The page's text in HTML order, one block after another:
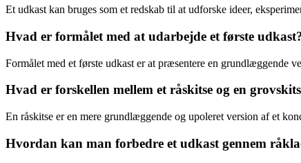
Et udkast kan bruges som et redskab til at udforske ideer,
Hvad er formålet med at udarbejde et første
Formålet med et første udkast er at præsentere en grundlæggende
Hvad er forskellen mellem et råskitse og en
En råskitse er en mere grundlæggende og upoleret version af et
Hvordan kan man forbedre et udkast gennem